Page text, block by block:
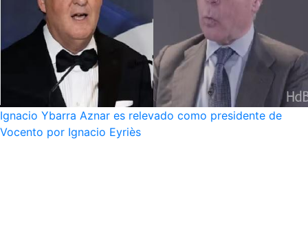
Ignacio Ybarra Aznar es relevado como presidente de
Vocento por Ignacio Eyriès